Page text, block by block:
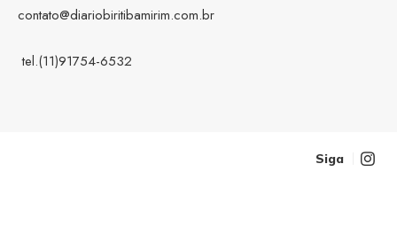
contato@diariobiritibamirim.com.br
tel.(11)91754-6532
Siga